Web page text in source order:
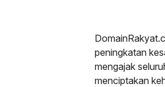
peningkatan
mengajak
menciptakan